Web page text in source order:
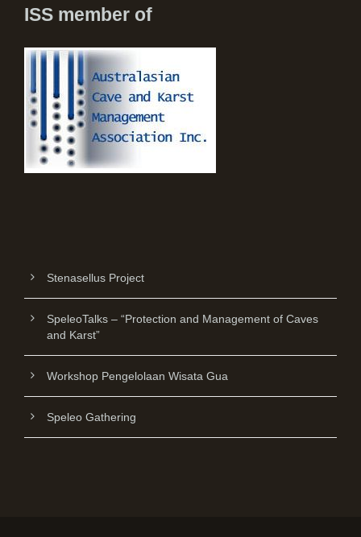
ISS member of
Stenasellus Project
SpeleoTalks – “Protection and Management of Caves
and Karst”
Workshop Pengelolaan Wisata Gua
Speleo Gathering